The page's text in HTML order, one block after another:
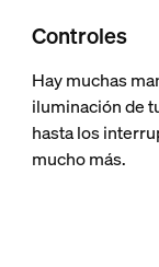
Controles
Hay muchas
iluminación de
hasta los
mucho más.